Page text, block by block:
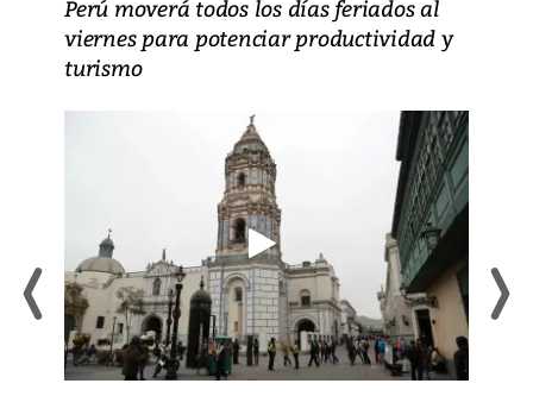
Perú moverá todos los días feriados al
viernes para potenciar productividad y
turismo